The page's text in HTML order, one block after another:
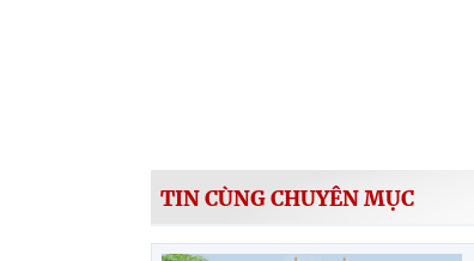
TIN CÙNG CHUYÊN MỤC